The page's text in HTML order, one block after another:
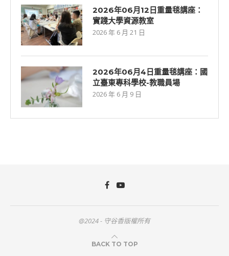
2026年06⽉12⽇重量毯講座：
實踐大學資源教室
2026 年 6 月 21 日
2026年06月4日重量毯講座：國
立臺東專科學校-教職員場
2026 年 6 月 9 日
@2024 - 守谷香版權所有
BACK TO TOP